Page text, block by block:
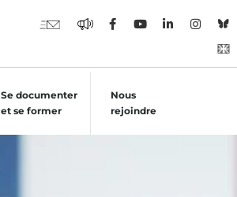
Se documenter
et se former
Nous
rejoindre